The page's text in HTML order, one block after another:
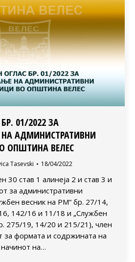
01/2022 ЗА
АДМИНИСТРАТИВНИ
ОПШТИНА ВЕЛЕС
Tasevski 18/04/2022
30 став 1 алинеја 2 и став 3 и
за административни
весник на РМ“ бр. 27/14,
142/16 и 11/18 и „Службен
275/19, 14/20 и 215/21), член
за формата и содржината на
на…